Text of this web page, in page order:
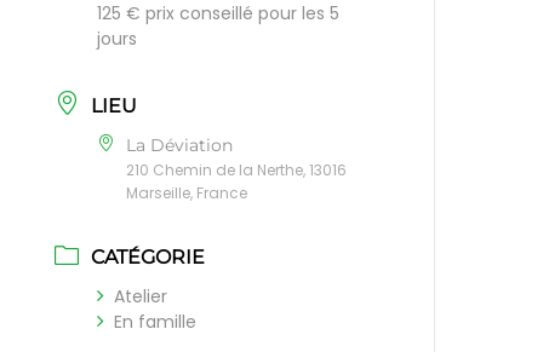
125 € prix conseillé pour les 5
jours
LIEU
La Déviation
210 Chemin de la Nerthe, 13016
Marseille, France
CATÉGORIE
Atelier
En famille